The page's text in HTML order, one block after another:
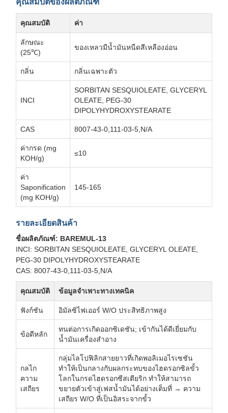
คุณสมบัติของผลิตภัณฑ์
คุณสมบัติ ค่า
ลักษณะ
(25℃)
ของเหลวมีน้ำมันหนืดสีเหลืองอ่อน
กลิ่น กลิ่นเฉพาะตัว
INCI
SORBITAN SESQUIOLEATE, GLYCERYL
OLEATE, PEG-30
DIPOLYHYDROXYSTEARATE
CAS 8007-43-0,111-03-5,N/A
ค่ากรด (mg
KOH/g)
≤10
ค่า
Saponification
(mg KOH/g)
145-165
รายละเอียดสินค้า
ชื่อผลิตภัณฑ์: BAREMUL-13
INCI: SORBITAN SESQUIOLEATE, GLYCERYL OLEATE,
PEG-30 DIPOLYHYDROXYSTEARATE
CAS: 8007-43-0,111-03-5,N/A
คุณสมบัติ ข้อมูลจำเพาะทางเทคนิค
ฟังก์ชัน อิมัลซิไฟเออร์ W/O ประสิทธิภาพสูง
ข้อดีหลัก
ทนต่อการเกิดออกซิเดชัน; เข้ากันได้ดีเยี่ยมกับ
น้ำมันเครื่องสำอาง
กลไก
ความ
เสถียร
กลุ่มไลโปฟิลิกสายยาวที่เกิดพอลิเมอไรเซชัน
ทำให้เป็นกลางกับผลกระทบของไฮดรอกซิลขั้ว
โลกในกรดไฮดรอกซีสเตียริก ทำให้สามารถ
ขยายตัวเข้าสู่เฟสน้ำมันได้อย่างเต็มที่ → ความ
เสถียร W/O ที่เป็นอิสระจากขั้ว